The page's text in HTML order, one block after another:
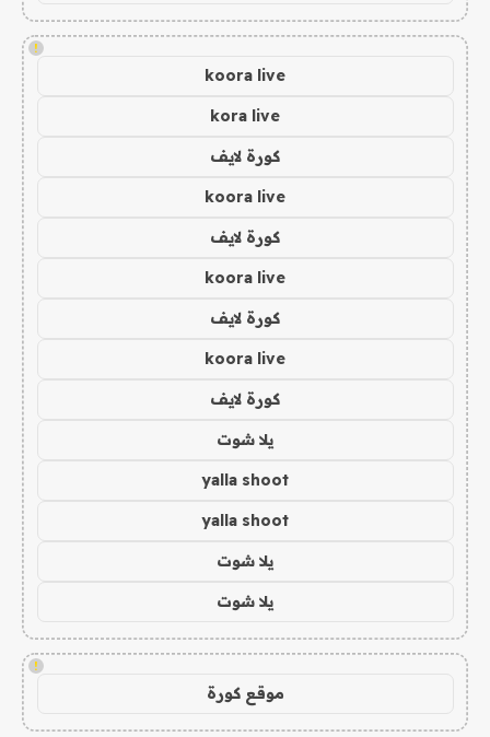
!
koora live
kora live
كورة لايف
koora live
كورة لايف
koora live
كورة لايف
koora live
كورة لايف
يلا شوت
yalla shoot
yalla shoot
يلا شوت
يلا شوت
!
موقع كورة